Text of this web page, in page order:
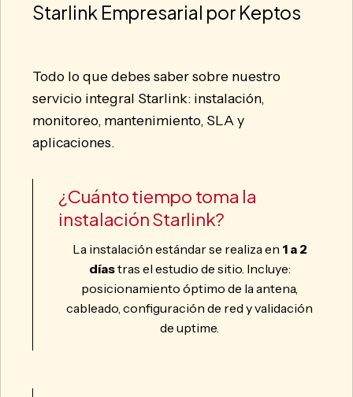
Starlink Empresarial por Keptos
Todo lo que debes saber sobre nuestro
servicio integral Starlink: instalación,
monitoreo, mantenimiento, SLA y
aplicaciones.
¿Cuánto tiempo toma la
instalación Starlink?
La instalación estándar se realiza en 1 a 2
díastras el estudio de sitio. Incluye:
posicionamiento óptimo de la antena,
cableado, configuración de red y validación
de uptime.